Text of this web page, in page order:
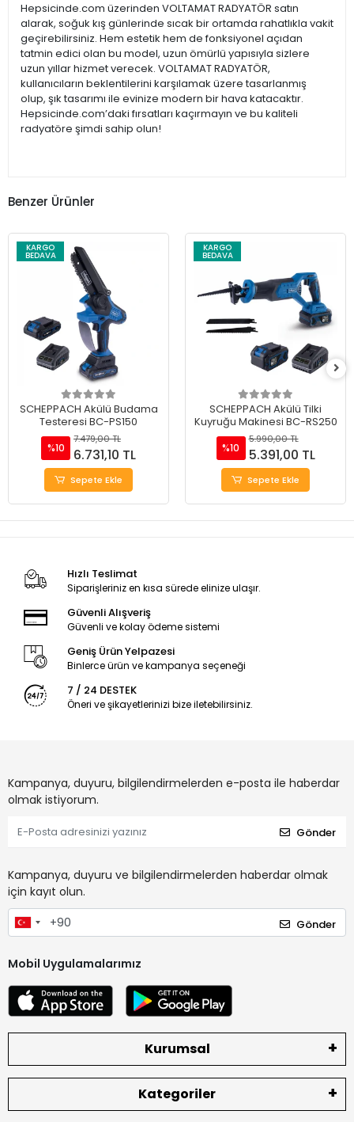
Hepsicinde.com üzerinden VOLTAMAT RADYATÖR satın
alarak, soğuk kış günlerinde sıcak bir ortamda rahatlıkla vakit
geçirebilirsiniz. Hem estetik hem de fonksiyonel açıdan
tatmin edici olan bu model, uzun ömürlü yapısıyla sizlere
uzun yıllar hizmet verecek. VOLTAMAT RADYATÖR,
kullanıcıların beklentilerini karşılamak üzere tasarlanmış
olup, şık tasarımı ile evinize modern bir hava katacaktır.
Hepsicinde.com’daki fırsatları kaçırmayın ve bu kaliteli
radyatöre şimdi sahip olun!
Benzer Ürünler
KARGO
BEDAVA
SCHEPPACH Akülü Budama
Testeresi BC-PS150
%10
7.479,00 TL
6.731,10 TL
Sepete Ekle
KARGO
BEDAVA
SCHEPPACH Akülü Tilki
Kuyruğu Makinesi BC-RS250
%10
5.990,00 TL
5.391,00 TL
Sepete Ekle
Hızlı Teslimat
Siparişleriniz en kısa sürede elinize ulaşır.
Güvenli Alışveriş
Güvenli ve kolay ödeme sistemi
Geniş Ürün Yelpazesi
Binlerce ürün ve kampanya seçeneği
7 / 24 DESTEK
Öneri ve şikayetlerinizi bize iletebilirsiniz.
Kampanya, duyuru, bilgilendirmelerden e-posta ile haberdar
olmak istiyorum.
Gönder
Kampanya, duyuru ve bilgilendirmelerden haberdar olmak
için kayıt olun.
Gönder
Mobil Uygulamalarımız
Kurumsal
Kategoriler